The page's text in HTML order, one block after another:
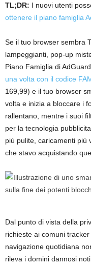
TL;DR: I nuovi utenti
ottenere il piano famiglia
Se il tuo browser sembra
lampeggianti, pop-up
Piano Famiglia di
una volta con il codice
169,99) e il tuo browser
volta e inizia a bloccare i
rallentano, mentre i suoi
per la tecnologia
più pulite, caricamenti più
che stavo acquistando
Dal punto di vista della
richieste ai comuni
navigazione quotidiana
rileva i domini dannosi